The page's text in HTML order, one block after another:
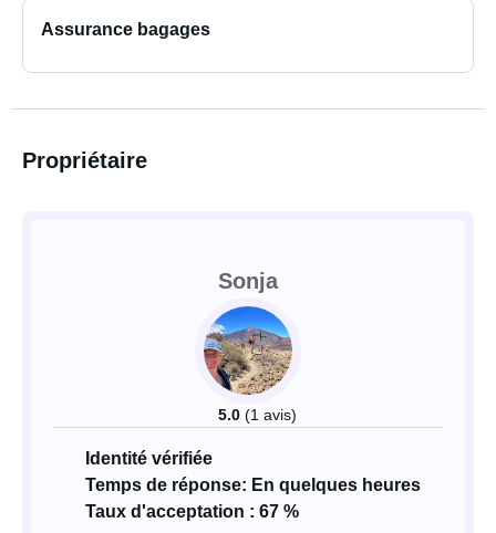
Assurance bagages
Propriétaire
Sonja
5.0 (1 avis)
Identité vérifiée
Temps de réponse: En quelques heures
Taux d'acceptation : 67 %